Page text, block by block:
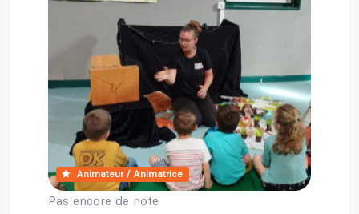
Animateur / Animatrice
Pas encore de note